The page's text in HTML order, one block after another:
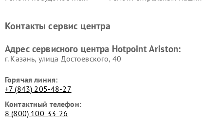
Hotpoint Ariston
Hotpoint Ariston
Ariston
Hotpoint Ariston
Контакты сервис центра
Адрес сервисного центра Hotpoint Ariston:
г. Казань, улица Достоевского, 40
Горячая линия:
+7 (843) 205-48-27
Контактный телефон:
8 (800) 100-33-26